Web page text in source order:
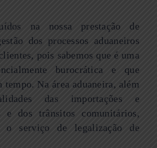
na nossa prestação de
dos processos aduaneiros
pois sabemos que é uma
burocrática e que
tempo. Na área aduaneira, além
das importações e
e dos trânsitos comunitários,
o serviço de legalização de